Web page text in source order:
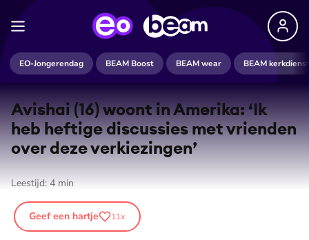
EO-Jongerendag BEAM Boost BEAM wear BEAM kerkdienst
Avishai (16) woont in Amerika: ‘Ik
heb heftige discussies met vrienden
over deze verkiezingen’
Leestijd: 4 min
Geef een hartje 11x